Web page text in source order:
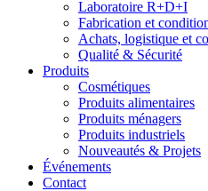
Laboratoire R+D+I
Fabrication et
Achats, logistique et
Qualité & Sécurité
Produits
Cosmétiques
Produits alimentaires
Produits ménagers
Produits industriels
Nouveautés & Projets
Événements
Contact